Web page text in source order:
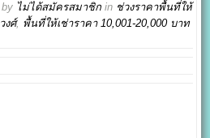
by ไม่ได้สมัครสมาชิก in ช่วงราคาพื้นที่ให้
งศ์, พื้นที่ให้เช่าราคา 10,001-20,000 บาท